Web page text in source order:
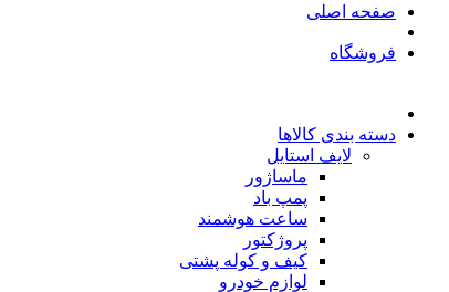
صفحه اصلی
فروشگاه
دسته بندی کالاها
لایف استایل
ماساژور
پمپ باد
ساعت هوشمند
پروژکتور
کیف و کوله پشتی
لوازم خودرو